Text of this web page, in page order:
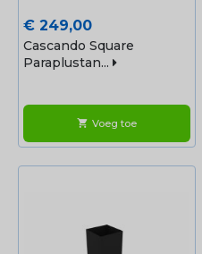
Prijs
€ 249,00
Cascando Square
Paraplustan...
shopping_cart Voeg toe